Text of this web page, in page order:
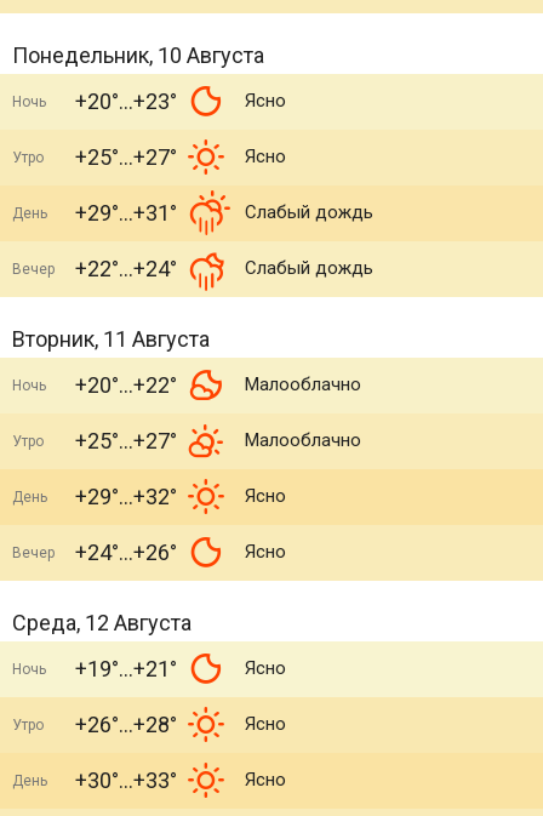
Понедельник, 10 Августа
Ночь +20° +23° Ясно
Утро +25° +27° Ясно
День +29° +31° Слабый дождь
Вечер +22° +24° Слабый дождь
Вторник, 11 Августа
Ночь +20° +22° Малооблачно
Утро +25° +27° Малооблачно
День +29° +32° Ясно
Вечер +24° +26° Ясно
Среда, 12 Августа
Ночь +19° +21° Ясно
Утро +26° +28° Ясно
День +30° +33° Ясно